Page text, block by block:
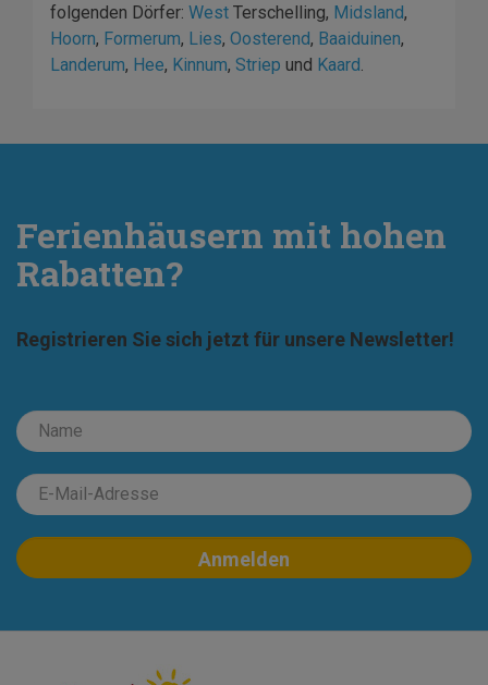
folgenden Dörfer: West Terschelling, Midsland,
Hoorn, Formerum, Lies, Oosterend, Baaiduinen,
Landerum, Hee, Kinnum, Striep und Kaard.
Ferienhäusern mit hohen
Rabatten?
Registrieren Sie sich jetzt für unsere Newsletter!